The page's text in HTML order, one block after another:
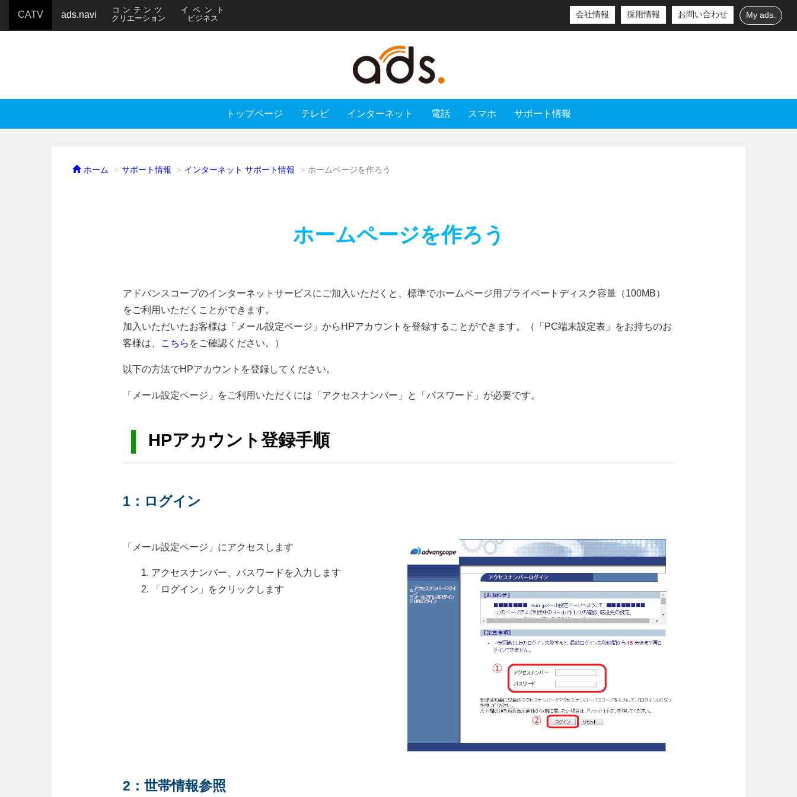
CATV ads.navi
コンテンツ
クリエーション
イベント
ビジネス
会社情報 採用情報 お問い合わせ My ads.
トップページ テレビ インターネット 電話 スマホ サポート情報
ホーム サポート情報 インターネット サポート情報 ホームページを作ろう
ホームページを作ろう
アドバンスコープのインターネットサービスにご加入いただくと、標準でホームページ用プライベートディスク容量（100MB）
をご利用いただくことができます。
加入いただいたお客様は「メール設定ページ」からHPアカウントを登録することができます。（「PC端末設定表」をお持ちのお
客様は、
こちら をご確認ください。）
以下の方法でHPアカウントを登録してください。
「メール設定ページ」をご利用いただくには「アクセスナンバー」と「パスワード」が必要です。
HPアカウント登録手順
1：ログイン
「メール設定ページ」にアクセスします
アクセスナンバー、パスワードを入力します
「ログイン」をクリックします
2：世帯情報参照